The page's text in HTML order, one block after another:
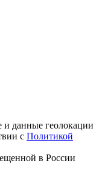
и данные геолокации
с Политикой
в России